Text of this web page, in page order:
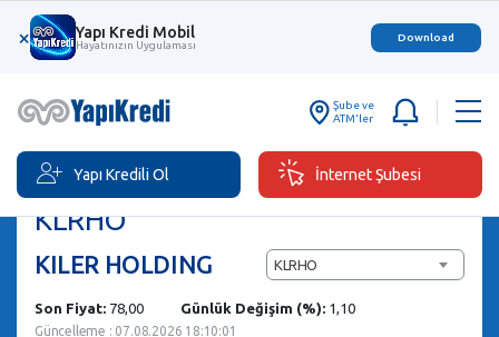
× Yapı Kredi Mobil
Hayatınızın Uygulaması
Download
Şube ve
ATM'ler
Yapı Kredili Ol İnternet Şubesi
Hisse Senedi Al/Sat
KLRHO
KILER HOLDING KLRHO
Son Fiyat: 78,00 Günlük Değişim (%): 1,10
Güncelleme : 07.08.2026 18:10:01